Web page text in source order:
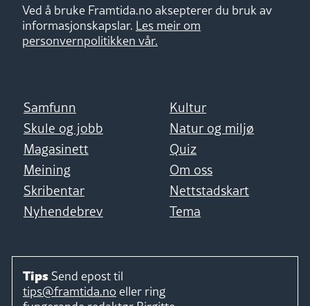
Ved å bruke Framtida.no aksepterer du bruk av
informasjonskapslar. Les meir om
personvernpolitikken vår.
Samfunn
Kultur
Skule og jobb
Natur og miljø
Magasinett
Quiz
Meining
Om oss
Skribentar
Nettstadskart
Nyhendebrev
Tema
Tips Send epost til
tips@framtida.no eller ring